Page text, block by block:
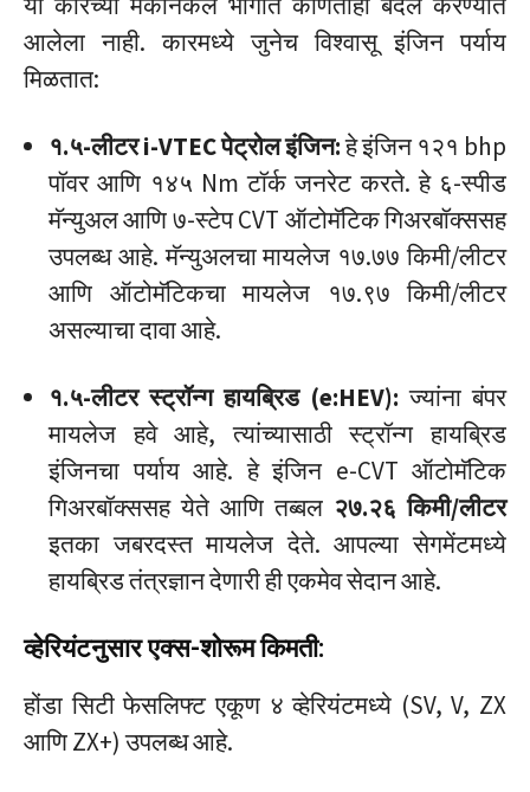
आलेला नाही. कारमध्ये जुनेच विश्वासू इंजिन पर्याय
मिळतात:
१.५-लीटर i-VTEC पेट्रोल इंजिन:हे इंजिन १२१ bhp
पॉवर आणि १४५ Nm टॉर्क जनरेट करते. हे ६-स्पीड
मॅन्युअल आणि ७-स्टेप CVT ऑटोमॅटिक गिअरबॉक्ससह
उपलब्ध आहे. मॅन्युअलचा मायलेज १७.७७ किमी/लीटर
आणि ऑटोमॅटिकचा मायलेज १७.९७ किमी/लीटर
असल्याचा दावा आहे.
१.५-लीटर स्ट्रॉन्ग हायब्रिड (e:HEV): ज्यांना बंपर
मायलेज हवे आहे, त्यांच्यासाठी स्ट्रॉन्ग हायब्रिड
इंजिनचा पर्याय आहे. हे इंजिन e-CVT ऑटोमॅटिक
गिअरबॉक्ससह येते आणि तब्बल २७.२६ किमी/लीटर
इतका जबरदस्त मायलेज देते. आपल्या सेगमेंटमध्ये
हायब्रिड तंत्रज्ञान देणारी ही एकमेव सेदान आहे.
व्हेरियंटनुसार एक्स-शोरूम किमती:
होंडा सिटी फेसलिफ्ट एकूण ४ व्हेरियंटमध्ये (SV, V, ZX
आणि ZX+) उपलब्ध आहे.